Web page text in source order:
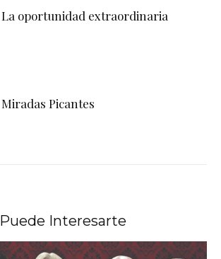
La oportunidad extraordinaria
Miradas Picantes
Puede Interesarte